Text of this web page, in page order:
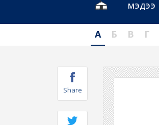
МЭДЭЭ
А Б В Г
Share